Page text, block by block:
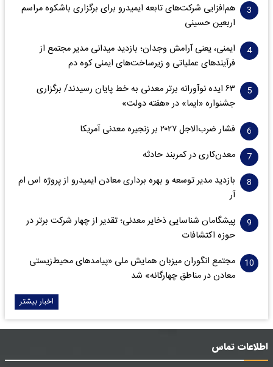
هم‌افزایی شرکت‌های تابعه ایمیدرو برای برگزاری باشکوه مراسم
اربعین حسینی
ایمنی، یعنی آرامش وجدان؛ بازدید میدانی مدیر مجتمع از
فرآیندهای عملیاتی و زیرساخت‌های ایمنی کوه دم
۶۳ ایده نوآورانه برتر معدنی به خط پایان رسیدند/ برگزاری
جشنواره «ایما» در «هفته دولت»
فشار ضرب‌الاجل ۲۰۲۷ بر زنجیره معدنی آمریکا
معدن‌کاری در کمربند حادثه
بازدید مدیر توسعه و بهره برداری معادن ایمیدرو از پروژه اس ام
آر
پیشگامان شناسایی ذخایر معدنی؛ تقدیر از چهار شرکت برتر در
حوزه اکتشافات‌
مجتمع انگوران میزبان همایش ملی «پیامدهای محیط‌زیستی
معادن در مناطق چهارگانه» شد
اخبار بیشتر
اطلاعات تماس